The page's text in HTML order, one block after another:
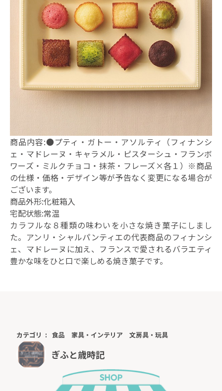
商品内容:●プティ・ガトー・アソルティ（フィナンシ
ェ・マドレーヌ・キャラメル・ピスターシュ・フランボ
ワーズ・ミルクチョコ・抹茶・フレーズ×各１）※商品
の仕様・価格・デザイン等が予告なく変更になる場合が
ございます。
商品外形:化粧箱入
宅配状態:常温
カラフルな８種類の味わいを小さな焼き菓子にしまし
た。アンリ・シャルパンティエの代表商品のフィナンシ
ェ、マドレーヌに加え、フランスで愛されるバラエティ
豊かな味をひと口で楽しめる焼き菓子です。
カテゴリ 食品 家具・インテリア 文房具・玩具
ぎふと歳時記